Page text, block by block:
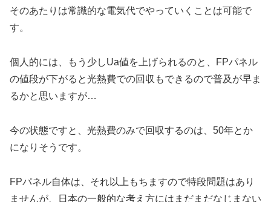
そのあたりは常識的な電気代でやっていくことは可能で
す。
個人的には、もう少しUa値を上げられるのと、FPパネル
の値段が下がると光熱費での回収もできるので普及が早ま
るかと思いますが…
今の状態ですと、光熱費のみで回収するのは、50年とか
になりそうです。
FPパネル自体は、それ以上もちますので特段問題はあり
ませんが、日本の一般的な考え方にはまだまだなじまない